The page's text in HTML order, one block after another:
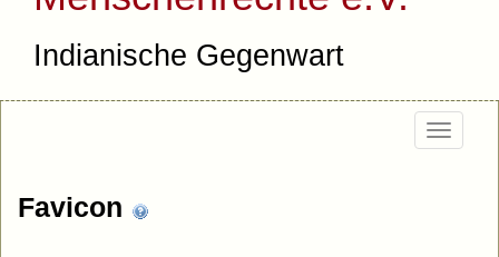
Indianische Gegenwart
Favicon